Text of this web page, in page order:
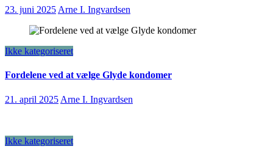
23. juni 2025 Arne I. Ingvardsen
Ikke kategoriseret
Fordelene ved at vælge Glyde kondomer
21. april 2025 Arne I. Ingvardsen
Ikke kategoriseret